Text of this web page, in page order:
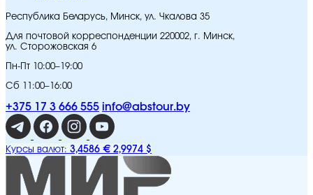
Республика Беларусь, Минск, ул. Чкалова 35
Для почтовой корреспонденции 220002, г. Минск,
ул. Сторожовская 6
Пн-Пт 10:00–19:00
Сб 11:00–16:00
+375 17 3 666 555 info@abstour.by
Курсы валют: 3,4586 € 2,9974 $